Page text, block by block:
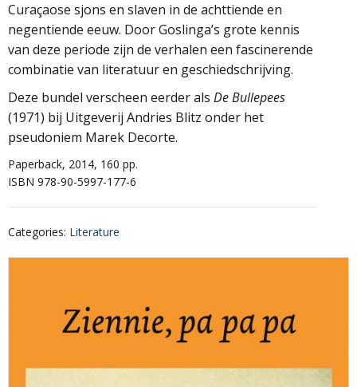
Curaçaose sjons en slaven in de achttiende en
negentiende eeuw. Door Goslinga’s grote kennis
van deze periode zijn de verhalen een fascinerende
combinatie van literatuur en geschiedschrijving.
Deze bundel verscheen eerder als De Bullepees
(1971) bij Uitgeverij Andries Blitz onder het
pseudoniem Marek Decorte.
Paperback, 2014, 160 pp.
ISBN 978-90-5997-177-6
Categories: Literature